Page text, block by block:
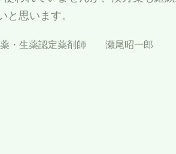
と思います。
・生薬認定薬剤師 瀬尾昭一郎